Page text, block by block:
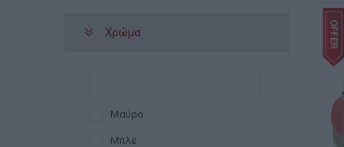
Maui
Must
No Fear
Χρώμα
Μαύρο
Μπλε